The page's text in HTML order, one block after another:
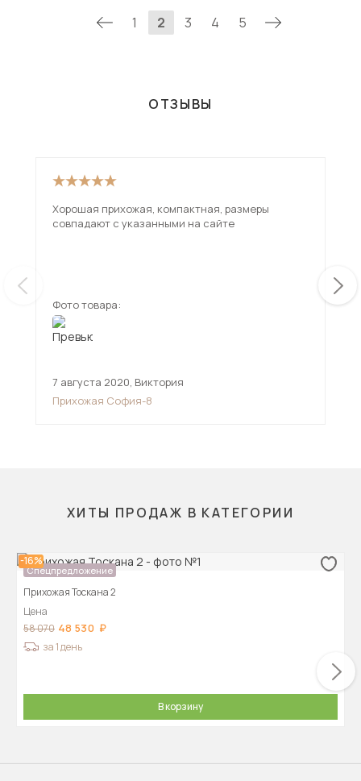
1 2 3 4 5
ОТЗЫВЫ
Хорошая прихожая, компактная, размеры
совпадают с указанными на сайте
Фото товара:
7 августа 2020, Виктория
Прихожая София-8
ХИТЫ ПРОДАЖ В КАТЕГОРИИ
-16%
Спецпредложение
Прихожая Тоскана 2
Цена
58 070 48 530
за 1 день
В корзину